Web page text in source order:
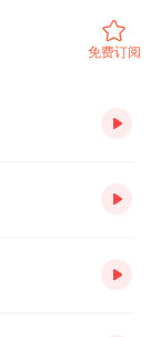
免费订阅